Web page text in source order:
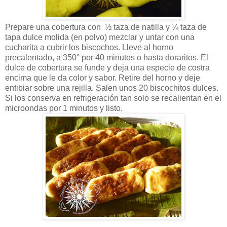
Prepare una cobertura con ½ taza de natilla y ¼ taza de
tapa dulce molida (en polvo) mezclar y untar con una
cucharita a cubrir los biscochos. Lleve al horno
precalentado, a 350° por 40 minutos o hasta doraritos. El
dulce de cobertura se funde y deja una especie de costra
encima que le da color y sabor. Retire del horno y deje
entibiar sobre una rejilla. Salen unos 20 biscochitos dulces.
Si los conserva en refrigeración tan solo se recalientan en el
microondas por 1 minutos y listo.